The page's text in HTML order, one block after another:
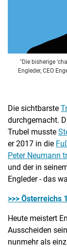
"Die bisherige
Engleder, CEO
Die sichtbarste
durchgemacht.
Trubel musste
er 2017 in die
Peter Neumann
und der in
Engleder - das
>>> Österreichs
Heute meistert
Ausscheiden
nunmehr als